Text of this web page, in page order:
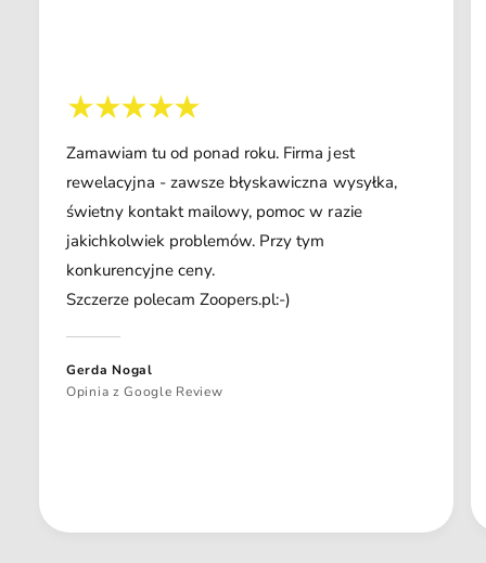
Zamawiam tu od ponad roku. Firma jest
rewelacyjna - zawsze błyskawiczna wysyłka,
świetny kontakt mailowy, pomoc w razie
jakichkolwiek problemów. Przy tym
konkurencyjne ceny.
Szczerze polecam Zoopers.pl:-)
Gerda Nogal
Opinia z Google Review